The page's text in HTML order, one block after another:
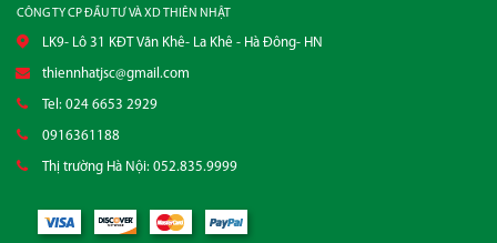
CÔNG TY CP ĐẦU TƯ VÀ XD THIÊN NHẬT
LK9- Lô 31 KĐT Văn Khê- La Khê - Hà Đông- HN
thiennhatjsc@gmail.com
Tel: 024 6653 2929
0916361188
Thị trường Hà Nội: 052.835.9999